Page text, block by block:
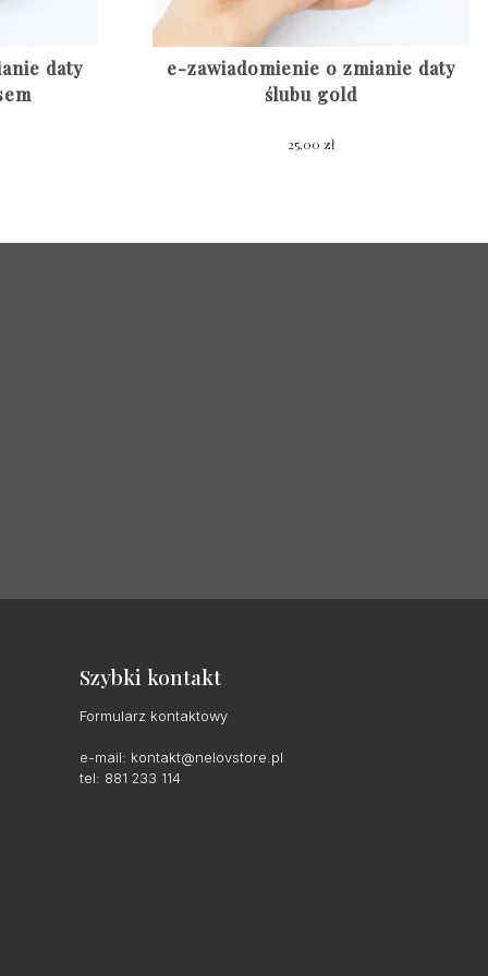
daty
e-zawiadomienie o zmianie daty
ślubu gold
25,00 zł
Szybki kontakt
Formularz kontaktowy
e-mail: kontakt@nelovstore.pl
tel: 881 233 114